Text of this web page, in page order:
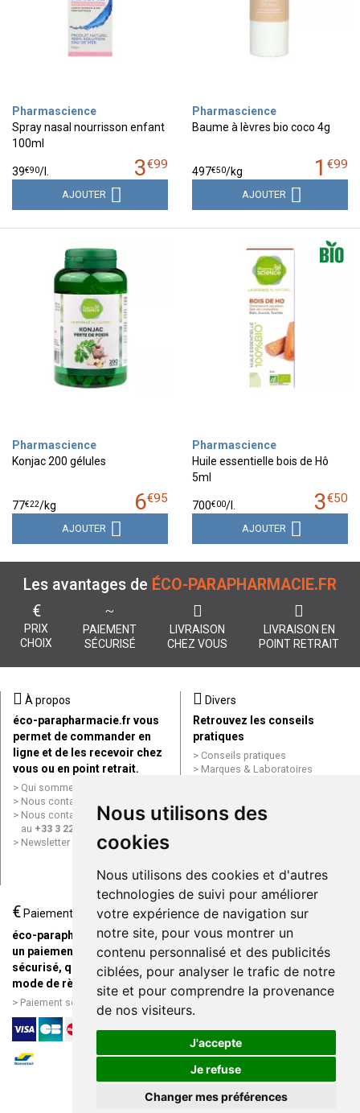
Nous utilisons des
cookies
Nous utilisons des cookies et d'autres
technologies de suivi pour améliorer
votre expérience de navigation sur
notre site, pour vous montrer un
contenu personnalisé et des publicités
ciblées, pour analyser le trafic de notre
site et pour comprendre la provenance
de nos visiteurs.
J'accepte
Je refuse
Changer mes préférences
Pharmascience
Spray nasal nourrisson enfant
100ml
3€99
39€90/
AJOUTER
Pharmascience
Baume à lèvres bio coco 4g
1 €99
497€50/kg
AJOUTER
Pharmascience
Konjac 200 gélules
6€95
77€22/kg
AJOUTER
Pharmascience
Huile essentielle bois de Hô
5ml
3€50
700€00/
AJOUTER
Les avantages de ÉCO-PARAPHARMACIE.FR
€
PRIX
CHOIX
PAIEMENT
SÉCURISÉ
LIVRAISON
CHEZ VOUS
LIVRAISON EN
POINT RETRAIT
À propos
éco-parapharmacie.fr vous
permet de commander en
ligne et de les recevoir chez
vous ou en point retrait.
Qui sommes nous ?
Nous contacter par e-mail
Nous contacter par téléphone
au +33 3 22 71 64 10
Newsletter
Divers
Retrouvez les conseils
pratiques
Conseils pratiques
Marques & Laboratoires
Mentions légales
Données personnelles
ligne
€ Paiement
éco-parapharmacie.fr offre
un paiement entièrement
sécurisé, quel que soit le
mode de règlement
Paiement sécurisé et simple
Livraison / Point retrait
Commandez en ligne et
recevez votre commande
rapidement chez vous ou en
point retrait
Livraison chez vous ou en